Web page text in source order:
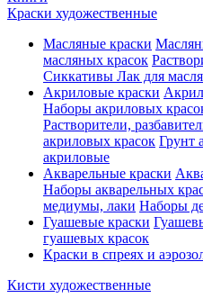
Краски художественные
Масляные краски
масляных красок
Сиккативы Лак для
Акриловые краски
Наборы акриловых
Растворители,
акриловых красок Грунт
акриловые
Акварельные краски
Наборы акварельных
медиумы, лаки Наборы
Гуашевые краски
гуашевых красок
Краски в спреях и
Кисти художественные